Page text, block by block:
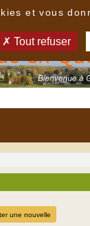
une nouvelle
et vous
Tout refuser